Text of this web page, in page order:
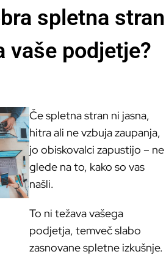
spletna stran
vaše podjetje?
Če spletna stran ni jasna,
hitra ali ne vzbuja zaupanja,
jo obiskovalci zapustijo – ne
glede na to, kako so vas
našli.
To ni težava vašega
podjetja, temveč slabo
zasnovane spletne izkušnje.